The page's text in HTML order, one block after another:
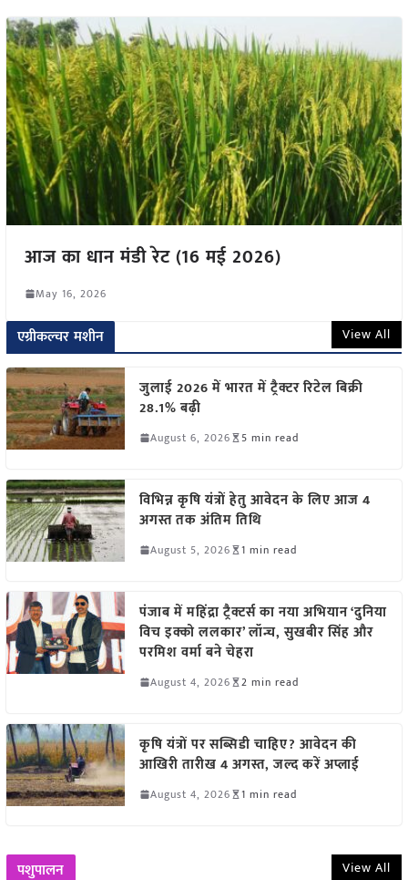
आज का धान मंडी रेट (16 मई 2026)
May 16, 2026
एग्रीकल्चर मशीन View All
जुलाई 2026 में भारत में ट्रैक्टर रिटेल बिक्री
28.1% बढ़ी
August 6, 2026 5 min read
विभिन्न कृषि यंत्रों हेतु आवेदन के लिए आज 4
अगस्त तक अंतिम तिथि
August 5, 2026 1 min read
पंजाब में महिंद्रा ट्रैक्टर्स का नया अभियान ‘दुनिया
विच इक्को ललकार’ लॉन्च, सुखबीर सिंह और
परमिश वर्मा बने चेहरा
August 4, 2026 2 min read
कृषि यंत्रों पर सब्सिडी चाहिए? आवेदन की
आखिरी तारीख 4 अगस्त, जल्द करें अप्लाई
August 4, 2026 1 min read
पशुपालन View All